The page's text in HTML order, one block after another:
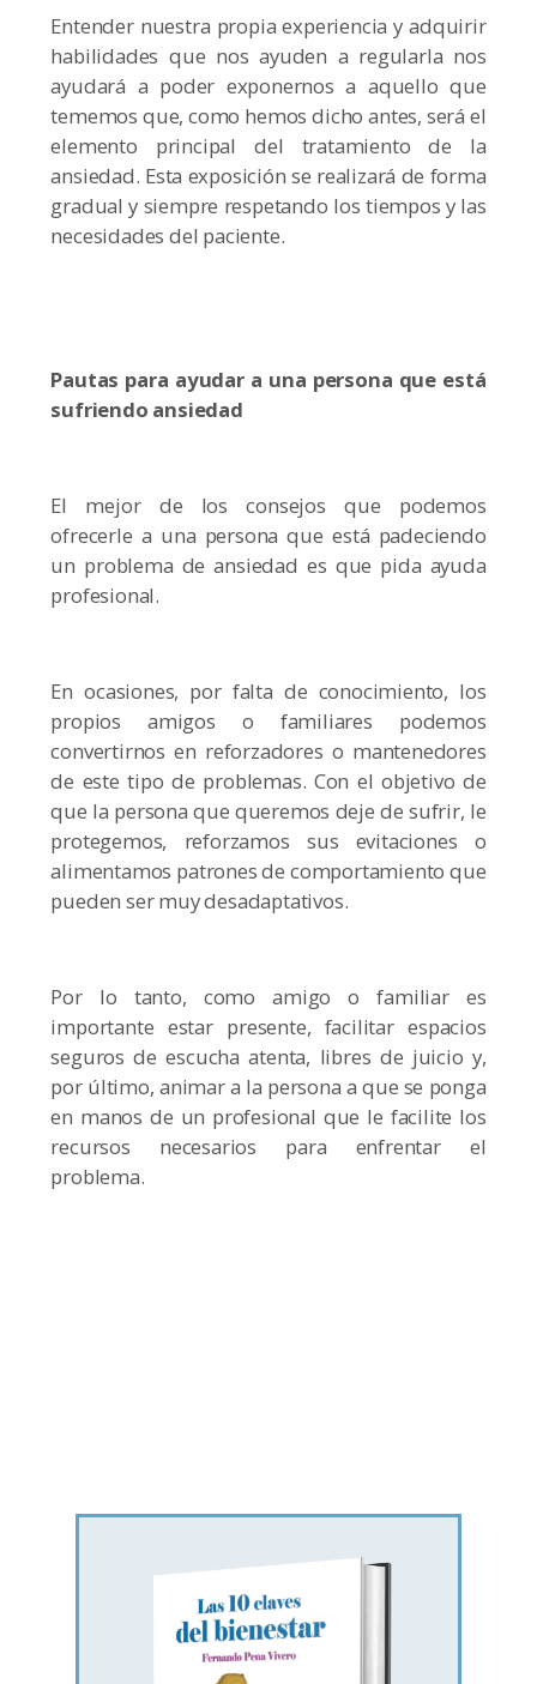
Entender nuestra propia experiencia y adquirir
habilidades que nos ayuden a regularla nos
ayudará a poder exponernos a aquello que
tememos que, como hemos dicho antes, será el
elemento principal del tratamiento de la
ansiedad. Esta exposición se realizará de forma
gradual y siempre respetando los tiempos y las
necesidades del paciente.
Pautas para ayudar a una persona que está
sufriendo ansiedad
El mejor de los consejos que podemos
ofrecerle a una persona que está padeciendo
un problema de ansiedad es que pida ayuda
profesional.
En ocasiones, por falta de conocimiento, los
propios amigos o familiares podemos
convertirnos en reforzadores o mantenedores
de este tipo de problemas. Con el objetivo de
que la persona que queremos deje de sufrir, le
protegemos, reforzamos sus evitaciones o
alimentamos patrones de comportamiento que
pueden ser muy desadaptativos.
Por lo tanto, como amigo o familiar es
importante estar presente, facilitar espacios
seguros de escucha atenta, libres de juicio y,
por último, animar a la persona a que se ponga
en manos de un profesional que le facilite los
recursos necesarios para enfrentar el
problema.